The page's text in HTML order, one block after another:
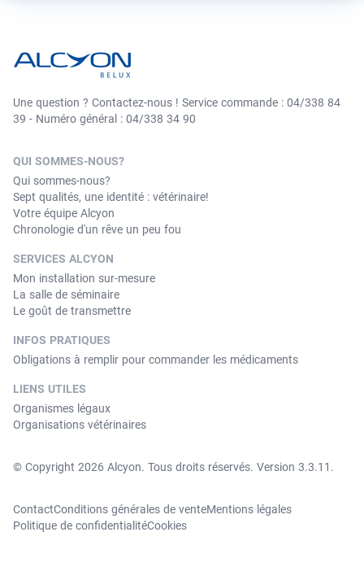
Une question ? Contactez-nous ! Service commande : 04/338 84
39 - Numéro général : 04/338 34 90
QUI SOMMES-NOUS?
Qui sommes-nous?
Sept qualités, une identité : vétérinaire!
Votre équipe Alcyon
Chronologie d'un rêve un peu fou
SERVICES ALCYON
Mon installation sur-mesure
La salle de séminaire
Le goût de transmettre
INFOS PRATIQUES
Obligations à remplir pour commander les médicaments
LIENS UTILES
Organismes légaux
Organisations vétérinaires
© Copyright 2026 Alcyon. Tous droits réservés. Version 3.3.11.
ContactConditions générales de venteMentions légales
Politique de confidentialitéCookies